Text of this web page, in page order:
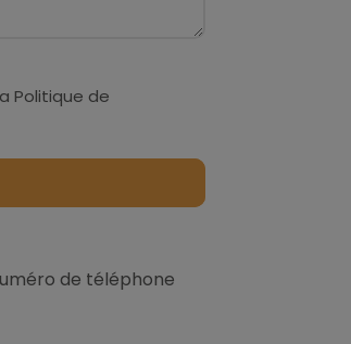
Politique de
de téléphone